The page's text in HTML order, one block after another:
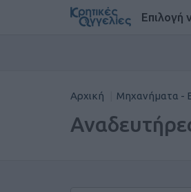
Επιλογή
Αρχική Μηχανήματα -